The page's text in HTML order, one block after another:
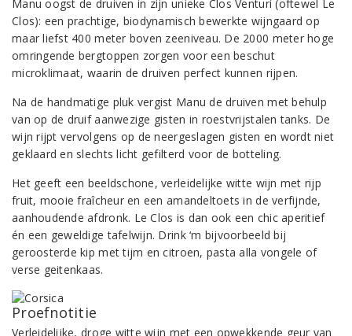
Manu oogst de druiven in zijn unieke Clos Venturi (oftewel Le
Clos): een prachtige, biodynamisch bewerkte wijngaard op
maar liefst 400 meter boven zeeniveau. De 2000 meter hoge
omringende bergtoppen zorgen voor een beschut
microklimaat, waarin de druiven perfect kunnen rijpen.
Na de handmatige pluk vergist Manu de druiven met behulp
van op de druif aanwezige gisten in roestvrijstalen tanks. De
wijn rijpt vervolgens op de neergeslagen gisten en wordt niet
geklaard en slechts licht gefilterd voor de botteling.
Het geeft een beeldschone, verleidelijke witte wijn met rijp
fruit, mooie fraîcheur en een amandeltoets in de verfijnde,
aanhoudende afdronk. Le Clos is dan ook een chic aperitief
én een geweldige tafelwijn. Drink ‘m bijvoorbeeld bij
geroosterde kip met tijm en citroen, pasta alla vongele of
verse geitenkaas.
Proefnotitie
Verleidelijke, droge witte wijn met een opwekkende geur van